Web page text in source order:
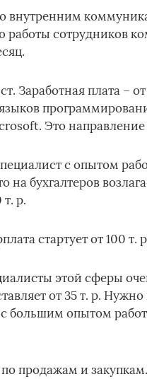
внутренним
работы сотрудников
Заработная плата –
Это
с опытом
на бухгалтеров
р.
стартует от 100 т.
этой сферы
от 35 т. р.
большим опытом
продажам и